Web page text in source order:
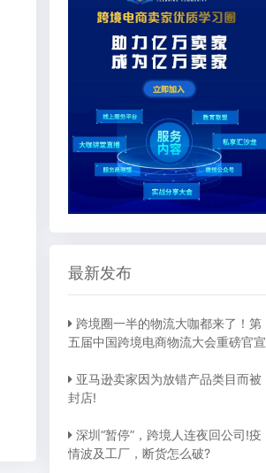
最新发布
跨境圈一半的物流大咖都来了！第
五届中国跨境电商物流大会重磅官宣
亚马逊卖家因为放错产品类目而被
封店!
深圳“暂停”，跨境人连夜回公司!疫
情波及工厂，断货怎么破?